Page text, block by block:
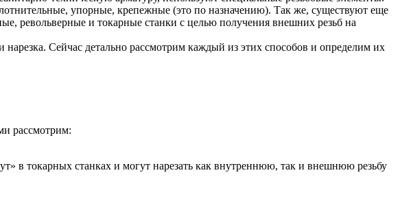
упорные, крепежные (это по назначению). Так же, существуют еще
револьверные и токарные станки с целью получения внешних резьб на
Сейчас детально рассмотрим каждый из этих способов и определим их
рассмотрим:
в токарных станках и могут нарезать как внутреннюю, так и внешнюю резьбу